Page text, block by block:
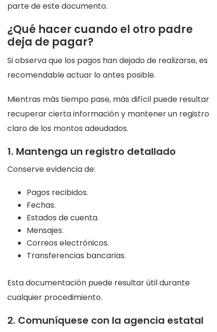
parte de este documento.
¿Qué hacer cuando el otro padre
deja de pagar?
Si observa que los pagos han dejado de realizarse, es
recomendable actuar lo antes posible.
Mientras más tiempo pase, más difícil puede resultar
recuperar cierta información y mantener un registro
claro de los montos adeudados.
1. Mantenga un registro detallado
Conserve evidencia de:
Pagos recibidos.
Fechas.
Estados de cuenta.
Mensajes.
Correos electrónicos.
Transferencias bancarias.
Esta documentación puede resultar útil durante
cualquier procedimiento.
2. Comuníquese con la agencia estatal